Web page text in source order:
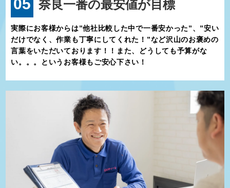
05 奈良一番の最安値が目標
実際にお客様からは”他社比較した中で一番安かった”、”安い
だけでなく、作業も丁寧にしてくれた！”など沢山のお褒めの
言葉をいただいております！！また、どうしても予算がな
い。。。というお客様もご安心下さい！